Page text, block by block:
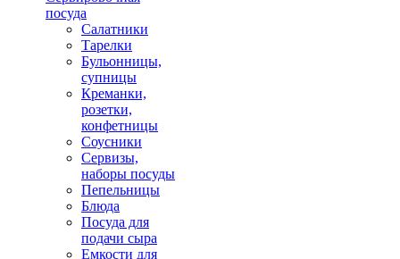
посуда
Салатники
Тарелки
Бульонницы,
супницы
Креманки,
розетки,
конфетницы
Соусники
Сервизы,
наборы посуды
Пепельницы
Блюда
Посуда для
подачи сыра
Емкости для